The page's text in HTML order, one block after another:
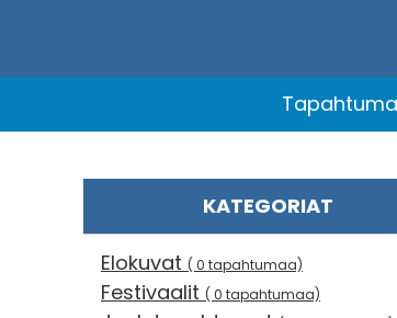
KATEGORIAT
Elokuvat ( 0 tapahtumaa)
Festivaalit ( 0 tapahtumaa)